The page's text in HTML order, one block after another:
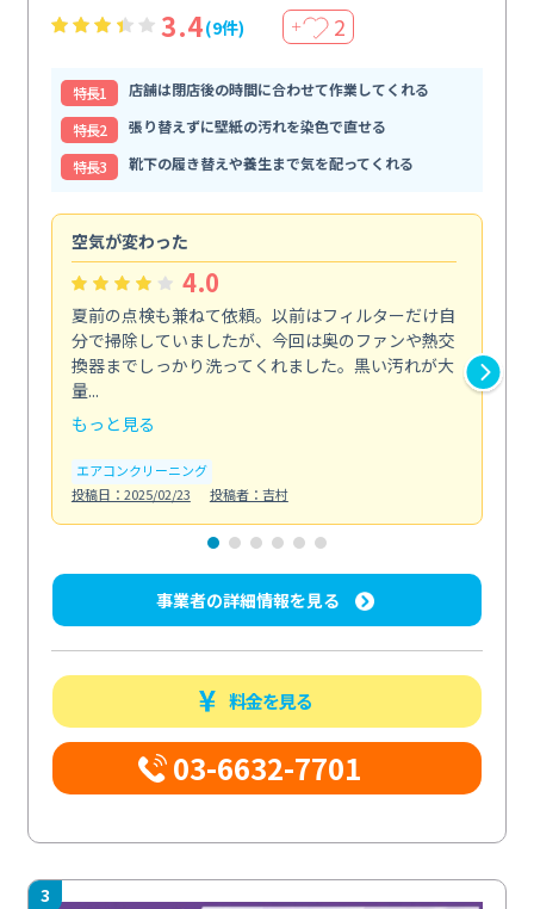
3.4(9件) ＋ 2
特⻑1
店舗は閉店後の時間に合わせて作業してくれる
特⻑2
張り替えずに壁紙の汚れを染色で直せる
特⻑3
靴下の履き替えや養生まで気を配ってくれる
空気が変わった
4.0
夏前の点検も兼ねて依頼。以前はフィルターだけ自
分で掃除していましたが、今回は奥のファンや熱交
換器までしっかり洗ってくれました。黒い汚れが大
量...
もっと見る
エアコンクリーニング
投稿日：2025/02/23
投稿者：吉村
事業者の詳細情報を見る
料金を見る
03-6632-7701
3